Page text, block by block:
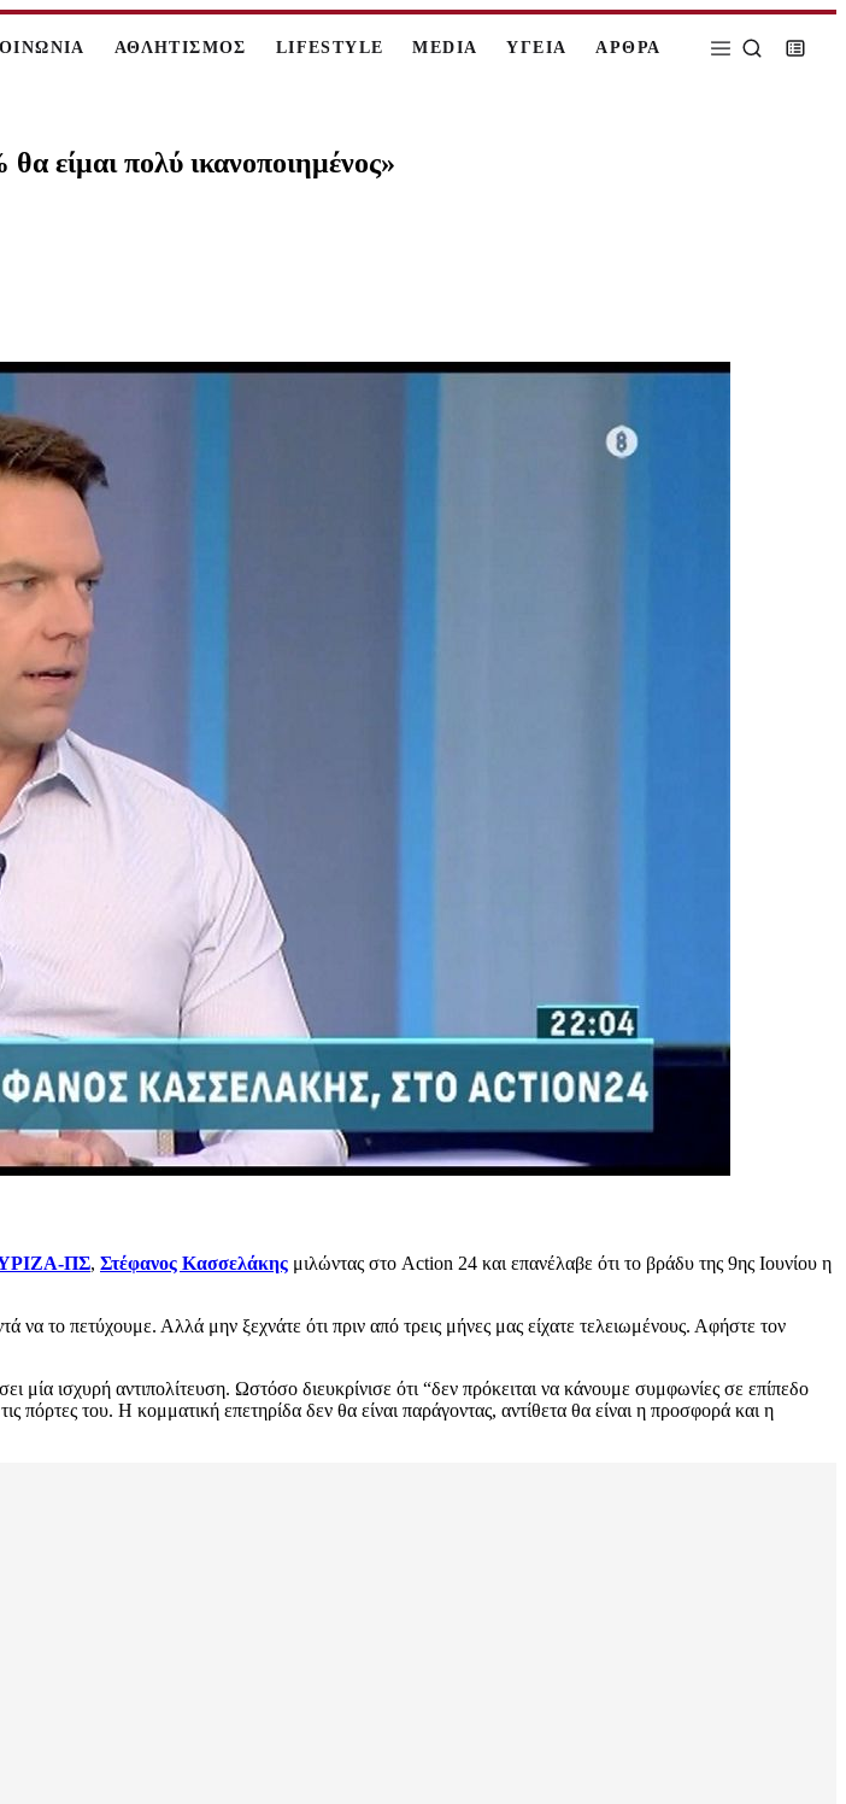
ΑΘΛΗΤΙΣΜΟΣ LIFESTYLE MEDIA ΥΓΕΙΑ ΑΡΘΡΑ
είμαι πολύ ικανοποιημένος»
ΠΣ, Στέφανος Κασσελάκης μιλώντας στο Action 24 και επανέλαβε ότι το βράδυ της 9ης Ιουνίου η
το πετύχουμε. Αλλά μην ξεχνάτε ότι πριν από τρεις μήνες μας είχατε τελειωμένους. Αφήστε τον
μία ισχυρή αντιπολίτευση. Ωστόσο διευκρίνισε ότι “δεν πρόκειται να κάνουμε συμφωνίες σε επίπεδο
του. Η κομματική επετηρίδα δεν θα είναι παράγοντας, αντίθετα θα είναι η προσφορά και η